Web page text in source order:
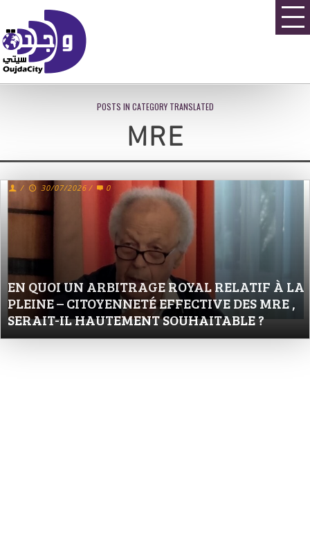
POSTS IN CATEGORY TRANSLATED
MRE
EN QUOI UN ARBITRAGE ROYAL RELATIF À LA
PLEINE – CITOYENNETÉ EFFECTIVE DES MRE ,
SERAIT-IL HAUTEMENT SOUHAITABLE ?
/ 30/07/2026 / 0